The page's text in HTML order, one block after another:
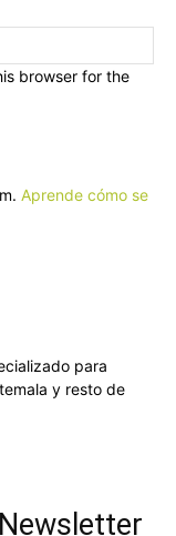
browser for the
Aprende cómo se
para
y resto de